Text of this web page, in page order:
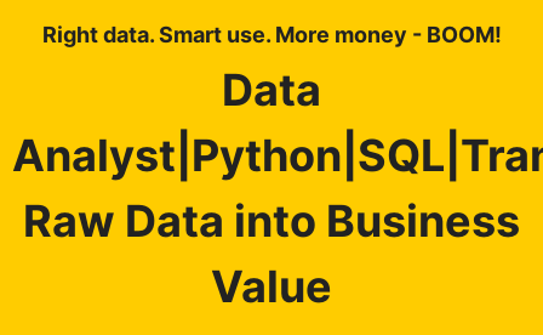
Right data. Smart use. More money - BOOM!
Data
Raw Data into Business
Value